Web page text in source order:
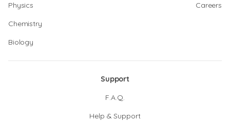
Physics
Chemistry
Biology
Careers
Support
F.A.Q.
Help & Support